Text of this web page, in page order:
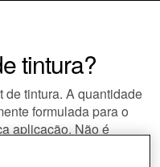
tintura?
de tintura. A quantidade
formulada para o
aplicação. Não é